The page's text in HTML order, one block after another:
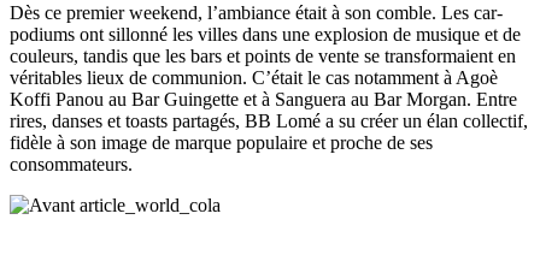
Dès ce premier weekend, l’ambiance était à son comble. Les car-
podiums ont sillonné les villes dans une explosion de musique et de
couleurs, tandis que les bars et points de vente se transformaient en
véritables lieux de communion. C’était le cas notamment à Agoè
Koffi Panou au Bar Guingette et à Sanguera au Bar Morgan. Entre
rires, danses et toasts partagés, BB Lomé a su créer un élan collectif,
fidèle à son image de marque populaire et proche de ses
consommateurs.